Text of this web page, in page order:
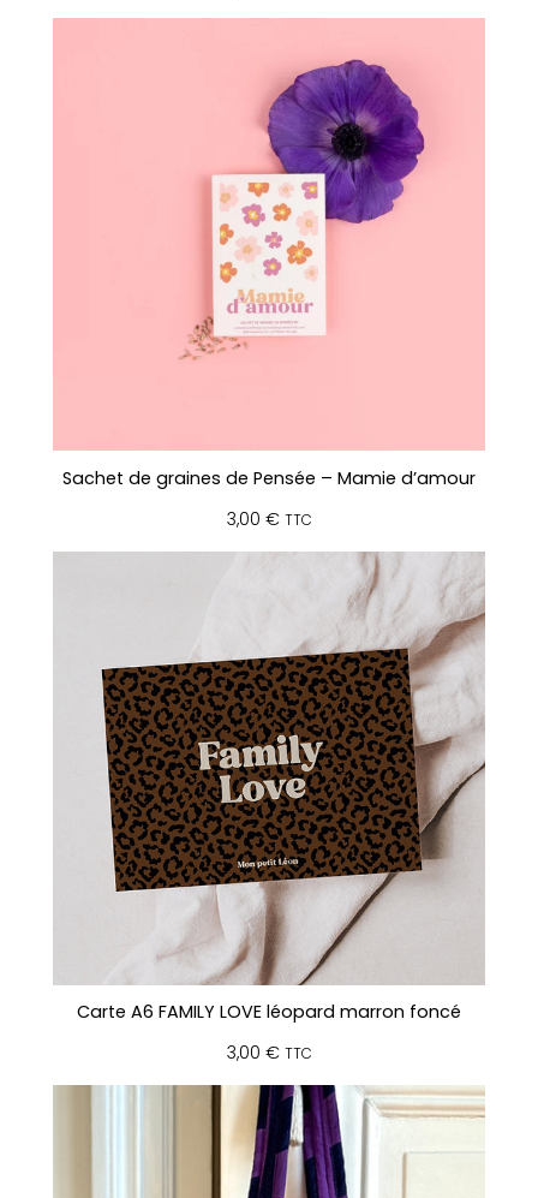
Sachet de graines de Pensée – Mamie d’amour
3,00 € TTC
Carte A6 FAMILY LOVE léopard marron foncé
3,00 € TTC